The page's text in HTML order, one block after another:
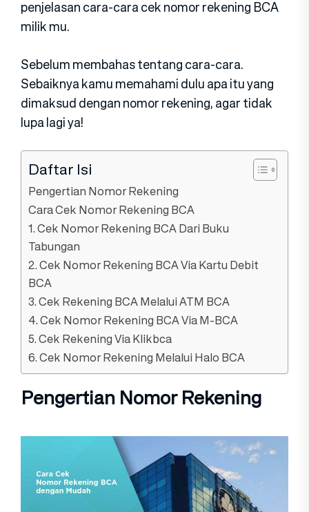
penjelasan cara-cara cek nomor rekening BCA
milik mu.
Sebelum membahas tentang cara-cara.
Sebaiknya kamu memahami dulu apa itu yang
dimaksud dengan nomor rekening, agar tidak
lupa lagi ya!
Daftar Isi
Pengertian Nomor Rekening
Cara Cek Nomor Rekening BCA
1. Cek Nomor Rekening BCA Dari Buku
Tabungan
2. Cek Nomor Rekening BCA Via Kartu Debit
BCA
3. Cek Rekening BCA Melalui ATM BCA
4. Cek Nomor Rekening BCA Via M-BCA
5. Cek Rekening Via Klikbca
6. Cek Nomor Rekening Melalui Halo BCA
Pengertian Nomor Rekening